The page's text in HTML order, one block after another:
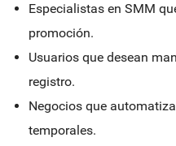
Especialistas en SMM
promoción.
Usuarios que desean
registro.
Negocios que
temporales.